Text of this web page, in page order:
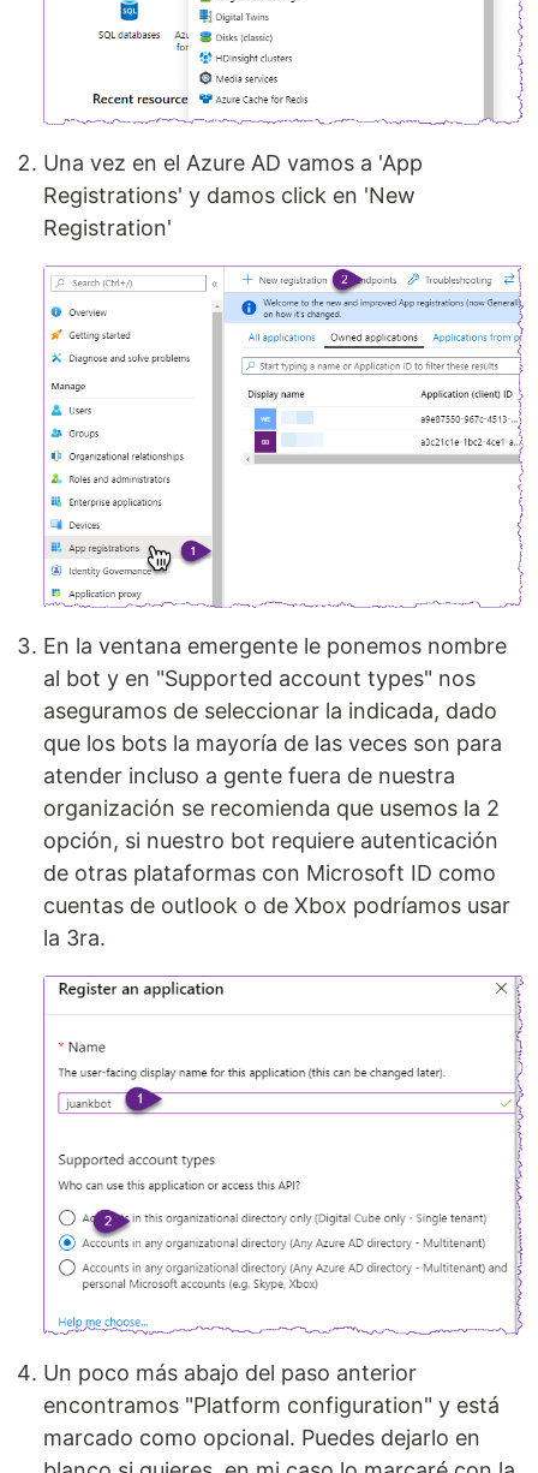
Una vez en el Azure AD vamos a 'App
Registrations' y damos click en 'New
Registration'
En la ventana emergente le ponemos nombre
al bot y en "Supported account types" nos
aseguramos de seleccionar la indicada, dado
que los bots la mayoría de las veces son para
atender incluso a gente fuera de nuestra
organización se recomienda que usemos la 2
opción, si nuestro bot requiere autenticación
de otras plataformas con Microsoft ID como
cuentas de outlook o de Xbox podríamos usar
la 3ra.
Un poco más abajo del paso anterior
encontramos "Platform configuration" y está
marcado como opcional. Puedes dejarlo en